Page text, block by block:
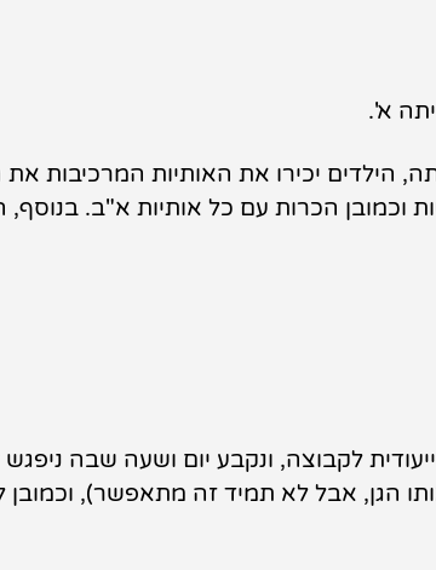
א'.
לקבוצה, ונקבע יום ושעה שבה
הגן, אבל לא תמיד זה מתאפשר), וכמובן